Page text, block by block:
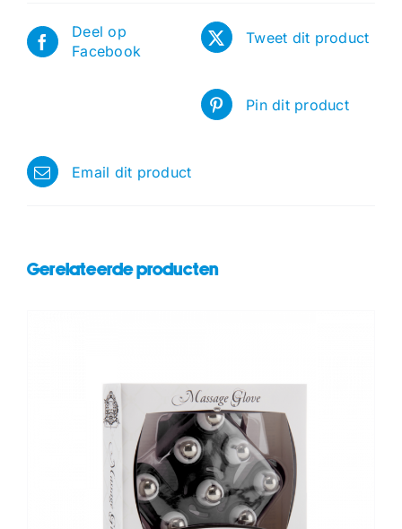
Deel op
Facebook
Tweet dit product
Pin dit product
Email dit product
Gerelateerde producten